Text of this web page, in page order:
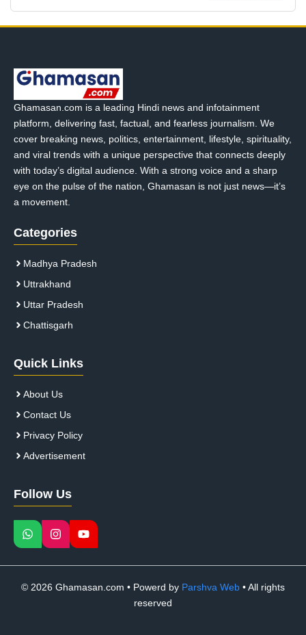
Ghamasan.com is a leading Hindi news and infotainment
platform, delivering fast, factual, and fearless journalism. We
cover breaking news, politics, entertainment, lifestyle, spirituality,
and viral trends with a unique perspective that connects deeply
with today’s digital audience. With a strong voice and a sharp
eye on the pulse of the nation, Ghamasan is not just news—it’s
a movement.
Categories
Madhya Pradesh
Uttrakhand
Uttar Pradesh
Chattisgarh
Quick Links
About Us
Contact Us
Privacy Policy
Advertisement
Follow Us
© 2026 Ghamasan.com • Powerd by Parshva Web • All rights
reserved